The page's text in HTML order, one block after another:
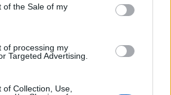
of the Sale of my
of processing my
Targeted Advertising.
Collection, Use,
τυχεροί αριθμοί που κερδίζουν